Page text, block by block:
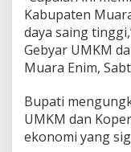
Kabupaten
daya saing
Gebyar UMKM
Muara Enim,
Bupati
UMKM dan
ekonomi yang